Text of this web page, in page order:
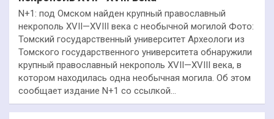
N+1: под Омском найден крупный православный
некрополь XVII—XVIII века с необычной могилой Фото:
Томский государственный университет Археологи из
Томского государственного университета обнаружили
крупный православный некрополь XVII—XVIII века, в
котором находилась одна необычная могила. Об этом
сообщает издание N+1 со ссылкой…